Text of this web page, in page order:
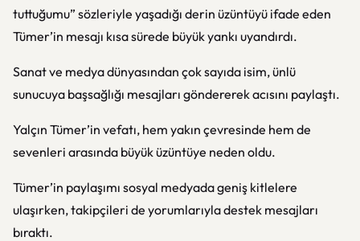
tuttuğumu” sözleriyle yaşadığı derin üzüntüyü ifade eden
Tümer’in mesajı kısa sürede büyük yankı uyandırdı.
Sanat ve medya dünyasından çok sayıda isim, ünlü
sunucuya başsağlığı mesajları göndererek acısını paylaştı.
Yalçın Tümer’in vefatı, hem yakın çevresinde hem de
sevenleri arasında büyük üzüntüye neden oldu.
Tümer’in paylaşımı sosyal medyada geniş kitlelere
ulaşırken, takipçileri de yorumlarıyla destek mesajları
bıraktı.